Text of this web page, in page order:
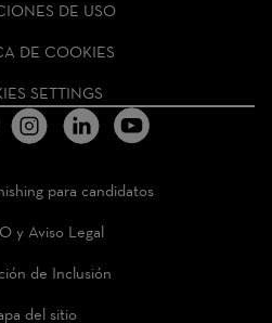
DE USO
DE COOKIES
SETTINGS
para candidatos
y Aviso Legal
de Inclusión
del sitio